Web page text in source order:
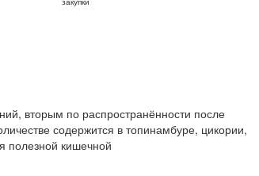
вторым по распространённости после
содержится в топинамбуре, цикории,
полезной кишечной